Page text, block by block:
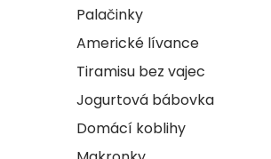
Palačinky
Americké lívance
Tiramisu bez vajec
Jogurtová bábovka
Domácí koblihy